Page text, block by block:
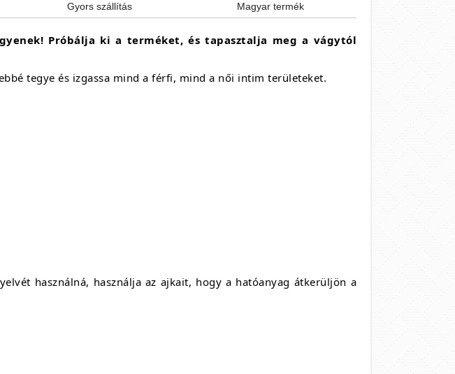
Gyors szállítás Magyar termék
Próbálja ki a terméket, és tapasztalja meg a vágytól
tegye és izgassa mind a férfi, mind a női intim területeket.
használná, használja az ajkait, hogy a hatóanyag átkerüljön a